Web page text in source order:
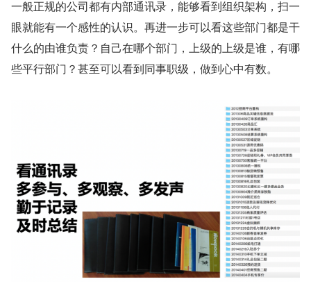
一般正规的公司都有内部通讯录，能够看到组织架构，扫一
眼就能有一个感性的认识。再进一步可以看这些部门都是干
什么的由谁负责？自己在哪个部门，上级的上级是谁，有哪
些平行部门？甚至可以看到同事职级，做到心中有数。